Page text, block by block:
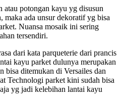
atau potongan kayu yg disusun
maka ada unsur dekoratif yg bisa
Nuansa mosaik ini sering
tersendiri.
dari kata parqueterie dari prancis
kayu parket dulunya merupakan
bisa ditemukan di Versailes dan
Technologi parket kini sudah bisa
yg jadi kelebihan lantai kayu